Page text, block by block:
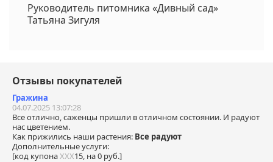
Руководитель питомника «Дивный сад»
Татьяна Зигуля
Отзывы покупателей
Гражина
04.07.2025 13:07:28
Все отлично, саженцы пришли в отличном состоянии. И радуют
нас цветением.
Как прижились наши растения: Все радуют
Дополнительные услуги:
[код купонаХХХ15, на 0 руб.]